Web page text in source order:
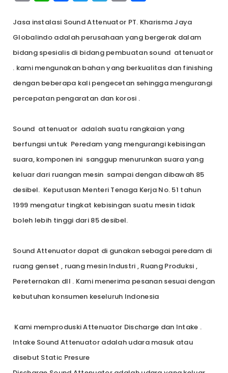
Jasa instalasi Sound Attenuator PT. Kharisma Jaya
Globalindo adalah perusahaan yang bergerak dalam
bidang spesialis di bidang pembuatan sound attenuator
. kami mengunakan bahan yang berkualitas dan finishing
dengan beberapa kali pengecetan sehingga mengurangi
percepatan pengaratan dan korosi .
Sound attenuator adalah suatu rangkaian yang
berfungsi untuk Peredam yang mengurangi kebisingan
suara, komponen ini sanggup menurunkan suara yang
keluar dari ruangan mesin sampai dengan dibawah 85
desibel. Keputusan Menteri Tenaga Kerja No. 51 tahun
1999 mengatur tingkat kebisingan suatu mesin tidak
boleh lebih tinggi dari 85 desibel.
Sound Attenuator dapat di gunakan sebagai peredam di
ruang genset , ruang mesin Industri , Ruang Produksi ,
Pereternakan dll . Kami menerima pesanan sesuai dengan
kebutuhan konsumen keseluruh Indonesia
Kami memproduski Attenuator Discharge dan Intake .
Intake Sound Attenuator adalah udara masuk atau
disebut Static Presure